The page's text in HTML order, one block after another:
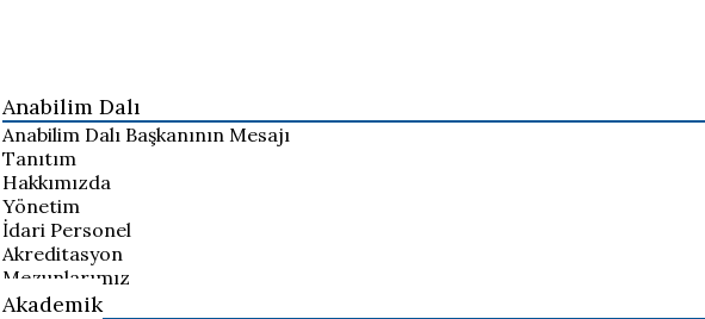
Anabilim Dalı
Anabilim Dalı Başkanının Mesajı
Tanıtım
Hakkımızda
Yönetim
İdari Personel
Akreditasyon
Mezunlarımız
Akademik